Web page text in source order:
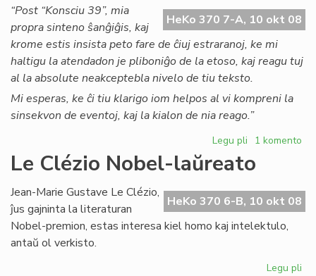
HeKo 370 7-A, 10 okt 08
“Post “Konsciu 39”, mia
propra sinteno ŝanĝiĝis, kaj
krome estis insista peto fare de ĉiuj estraranoj, ke mi
haltigu la atendadon je pliboniĝo de la etoso, kaj reagu tuj
al la absolute neakceptebla nivelo de tiu teksto.
Mi esperas, ke ĉi tiu klarigo iom helpos al vi kompreni la
sinsekvon de eventoj, kaj la kialon de nia reago.”
Legu pli pri
la
de
Dasgupta
1 komento
Le Clézio Nobel-laŭreato
HeKo 370 6-B, 10 okt 08
Jean-Marie Gustave Le Clézio,
ĵus gajninta la literaturan
Nobel-premion, estas interesa kiel homo kaj intelektulo,
antaŭ ol verkisto.
Legu pli